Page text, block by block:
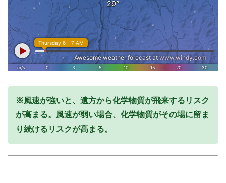
※風速が強いと、遠方から化学物質が飛来するリスク
が高まる。風速が弱い場合、化学物質がその場に留ま
り続けるリスクが高まる。